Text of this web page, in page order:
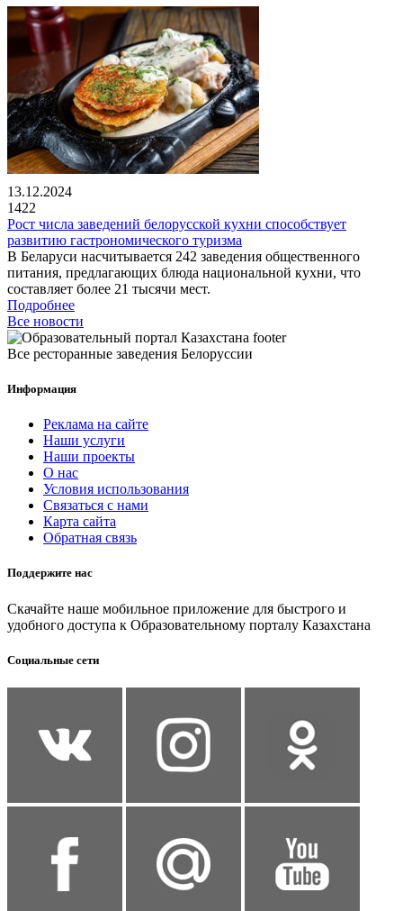
13.12.2024
1422
Рост числа заведений белорусской кухни способствует
развитию гастрономического туризма
В Беларуси насчитывается 242 заведения общественного
питания, предлагающих блюда национальной кухни, что
составляет более 21 тысячи мест.
Подробнее
Все новости
Все ресторанные заведения Белоруссии
Информация
Реклама на сайте
Наши услуги
Наши проекты
О нас
Условия использования
Связаться с нами
Карта сайта
Обратная связь
Поддержите нас
Скачайте наше мобильное приложение для быстрого и
удобного доступа к Образовательному порталу Казахстана
Социальные сети